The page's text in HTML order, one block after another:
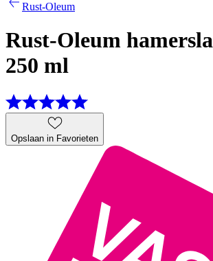
Rust-Oleum
Rust-Oleum
250 ml
Opslaan in Favorieten